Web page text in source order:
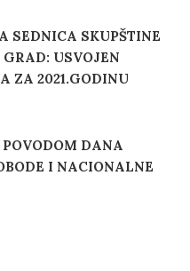
SEDNICA SKUPŠTINE
USVOJEN
ZA 2021.GODINU
DANA
I NACIONALNE